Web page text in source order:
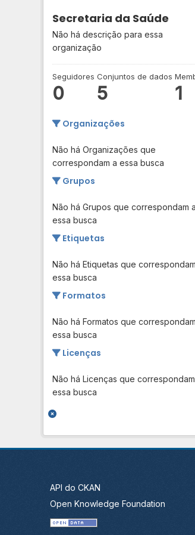
Secretaria da Saúde
Não há descrição para essa
organização
Seguidores
0
Conjuntos de dados
5 1
Organizações
Não há Organizações que
correspondam a essa busca
Grupos
Não há Grupos que correspondam a
essa busca
Etiquetas
Não há Etiquetas que
essa busca
Formatos
Não há Formatos que
essa busca
Licenças
Não há Licenças que
essa busca
API do CKAN
Open Knowledge Foundation